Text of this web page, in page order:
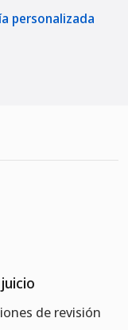
personalizada
de revisión